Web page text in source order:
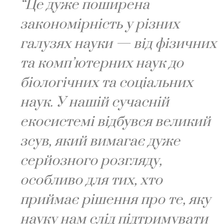
“Це дуже поширена
закономірність у різних
галузях науки — від фізичних
та комп’ютерних наук до
біологічних та соціальних
наук. У нашій сучасній
екосистемі відбувся великий
зсув, який вимагає дуже
серйозного розгляду,
особливо для тих, хто
приймає рішення про те, яку
науку нам слід підтримувати